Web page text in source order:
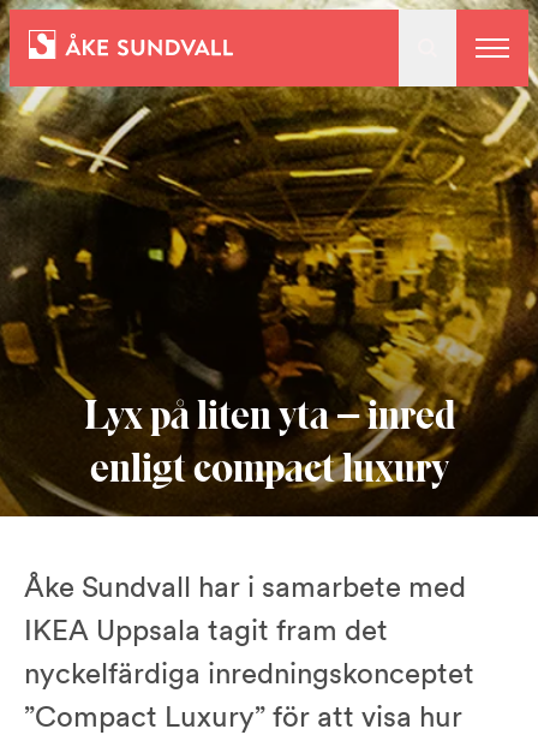
Bostäder
Lokaler och parkering
Entreprenad
Om oss
Kontakt
Lyx på liten yta – inred
enligt compact luxury
Åke Sundvall har i samarbete med
IKEA Uppsala tagit fram det
nyckelfärdiga inredningskonceptet
”Compact Luxury” för att visa hur